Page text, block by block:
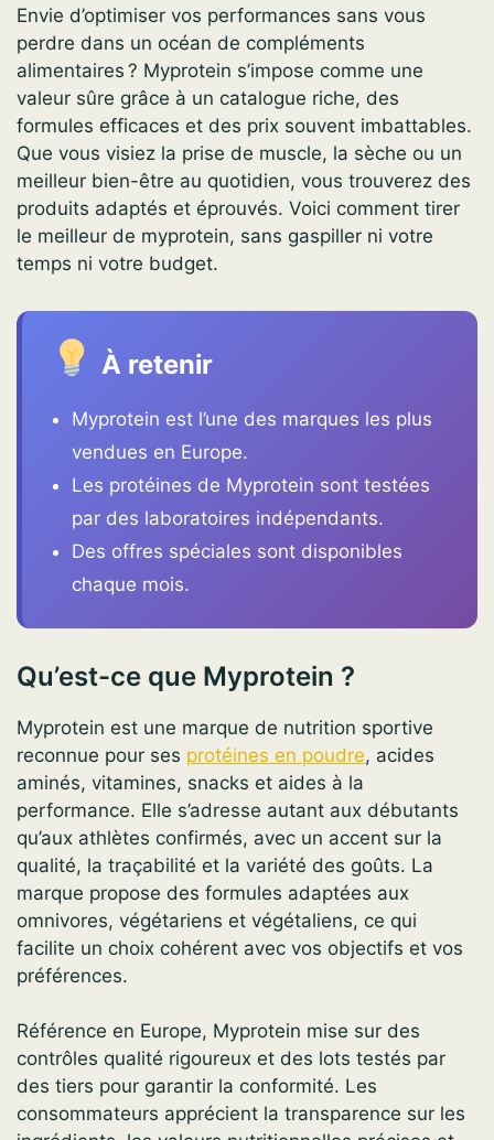
Envie d’optimiser vos performances sans vous
perdre dans un océan de compléments
alimentaires ? Myprotein s’impose comme une
valeur sûre grâce à un catalogue riche, des
formules efficaces et des prix souvent imbattables.
Que vous visiez la prise de muscle, la sèche ou un
meilleur bien-être au quotidien, vous trouverez des
produits adaptés et éprouvés. Voici comment tirer
le meilleur de myprotein, sans gaspiller ni votre
temps ni votre budget.
À retenir
Myprotein est l’une des marques les plus
vendues en Europe.
Les protéines de Myprotein sont testées
par des laboratoires indépendants.
Des offres spéciales sont disponibles
chaque mois.
Qu’est-ce que Myprotein ?
Myprotein est une marque de nutrition sportive
reconnue pour ses protéines en poudre, acides
aminés, vitamines, snacks et aides à la
performance. Elle s’adresse autant aux débutants
qu’aux athlètes confirmés, avec un accent sur la
qualité, la traçabilité et la variété des goûts. La
marque propose des formules adaptées aux
omnivores, végétariens et végétaliens, ce qui
facilite un choix cohérent avec vos objectifs et vos
préférences.
Référence en Europe, Myprotein mise sur des
contrôles qualité rigoureux et des lots testés par
des tiers pour garantir la conformité. Les
consommateurs apprécient la transparence sur les